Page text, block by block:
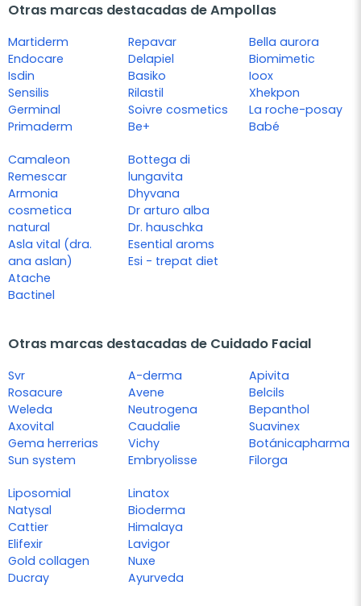
Otras marcas destacadas de Ampollas
Martiderm
Endocare
Isdin
Sensilis
Germinal
Primaderm
Repavar
Delapiel
Basiko
Rilastil
Soivre cosmetics
Be+
Bella aurora
Biomimetic
Ioox
Xhekpon
La roche-posay
Babé
Camaleon
Remescar
Armonia
cosmetica
natural
Asla vital (dra.
ana aslan)
Atache
Bactinel
Bottega di
lungavita
Dhyvana
Dr arturo alba
Dr. hauschka
Esential aroms
Esi - trepat diet
Otras marcas destacadas de Cuidado Facial
Svr
Rosacure
Weleda
Axovital
Gema herrerias
Sun system
A-derma
Avene
Neutrogena
Caudalie
Vichy
Embryolisse
Apivita
Belcils
Bepanthol
Suavinex
Botánicapharma
Filorga
Liposomial
Natysal
Cattier
Elifexir
Gold collagen
Ducray
Linatox
Bioderma
Himalaya
Lavigor
Nuxe
Ayurveda